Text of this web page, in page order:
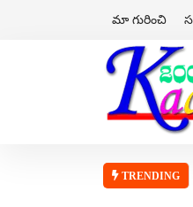
మా గురించి
TRENDING